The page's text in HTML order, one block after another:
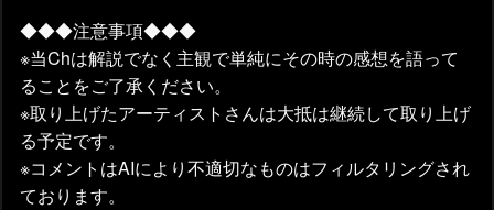
◆◆◆注意事項◆◆◆
※当Chは解説でなく主観で単純にその時の感想を語って
ることをご了承ください。
※取り上げたアーティストさんは大抵は継続して取り上げ
る予定です。
※コメントはAIにより不適切なものはフィルタリングされ
ております。